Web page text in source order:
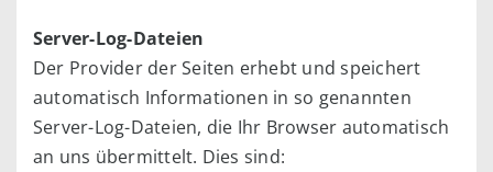
Server-Log-Dateien
Der Provider der Seiten erhebt und speichert
automatisch Informationen in so genannten
Server-Log-Dateien, die Ihr Browser automatisch
an uns übermittelt. Dies sind: